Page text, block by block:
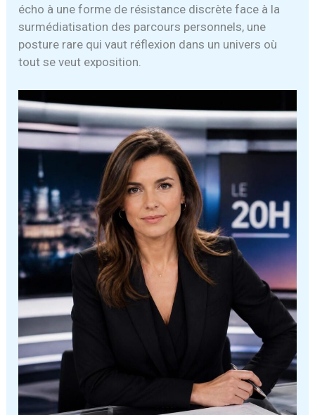
écho à une forme de résistance discrète face à la
surmédiatisation des parcours personnels, une
posture rare qui vaut réflexion dans un univers où
tout se veut exposition.